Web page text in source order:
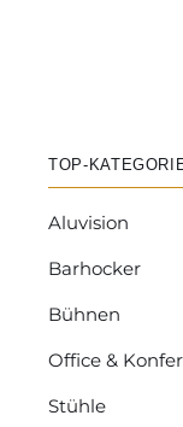
TOP-
Aluvision
Barhocker
Bühnen
Office &
Stühle